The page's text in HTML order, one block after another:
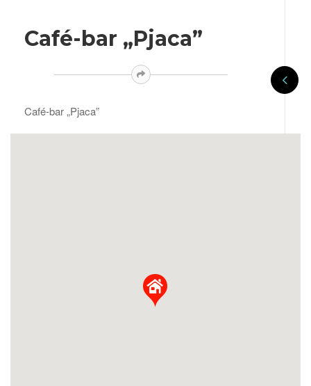
Café-bar „Pjaca”
Café-bar „Pjaca”